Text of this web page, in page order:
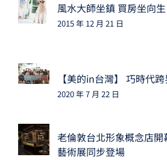
風水大師坐鎮 買房坐向
2015 年 12 月 21 日
【美的in台灣】 巧時代
2020 年 7 月 22 日
老倫敦台北形象概念店
藝術展同步登場